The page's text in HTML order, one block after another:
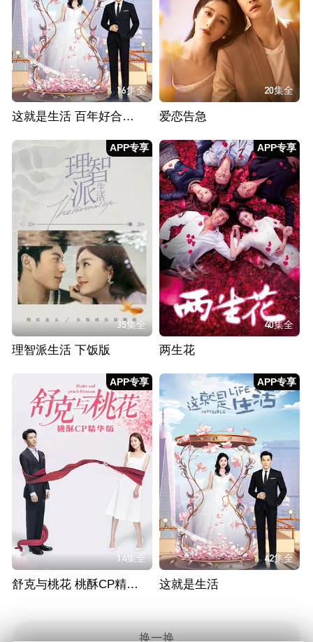
16集全
这就是生活 百年好合CP版
20集全
爱恋告急
APP专享
35集全
理智派生活 下饭版
APP专享
40集全
两生花
APP专享
14集全
舒克与桃花 桃酥CP精华版
APP专享
42集全
这就是生活
换一换